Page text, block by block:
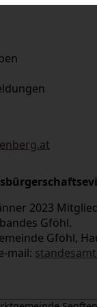
2023
Gföhl.
Gföhl,
mail: